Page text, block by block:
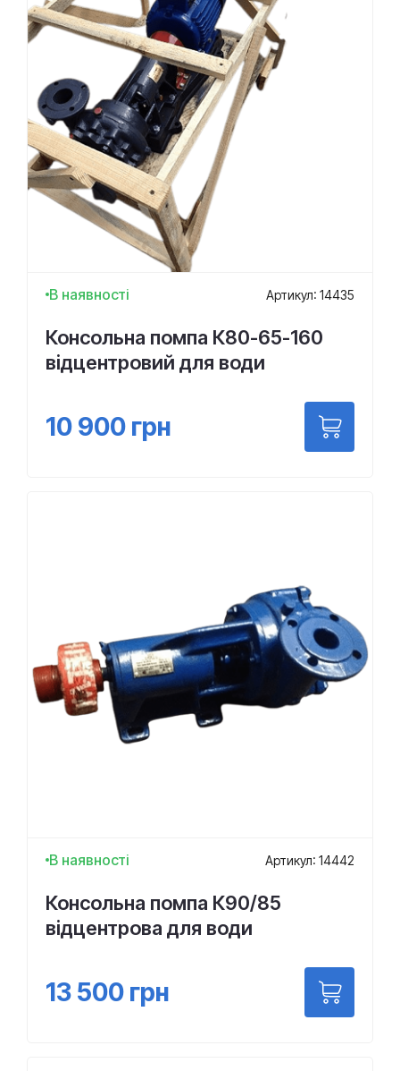
В наявності Артикул: 14435
Консольна помпа К80-65-160
відцентровий для води
10 900 грн
В наявності Артикул: 14442
Консольна помпа К90/85
відцентрова для води
13 500 грн